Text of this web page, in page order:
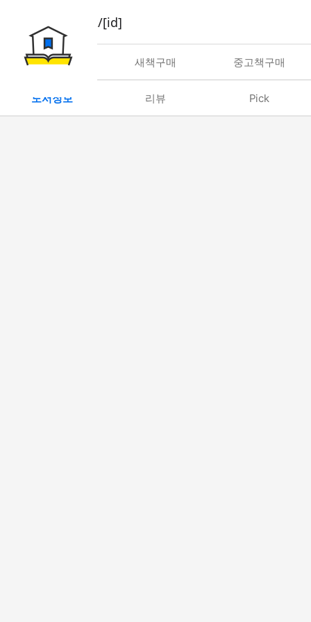
book/rent/[id]
대여 새책구매 중고책구매
도서정보 리뷰 Pick